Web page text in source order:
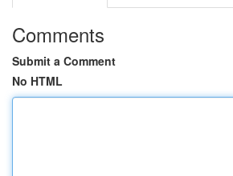
Comments
Submit a Comment
No HTML